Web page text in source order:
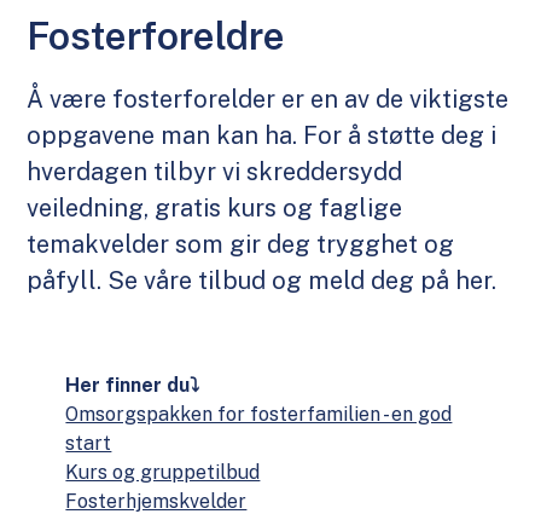
Fosterforeldre
Å være fosterforelder er en av de viktigste
oppgavene man kan ha. For å støtte deg i
hverdagen tilbyr vi skreddersydd
veiledning, gratis kurs og faglige
temakvelder som gir deg trygghet og
påfyll. Se våre tilbud og meld deg på her.
Her finner du⤵
Omsorgspakken for fosterfamilien - en god
start
Kurs og gruppetilbud
Fosterhjemskvelder